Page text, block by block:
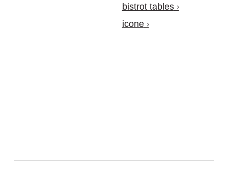
bistrot tables
icone